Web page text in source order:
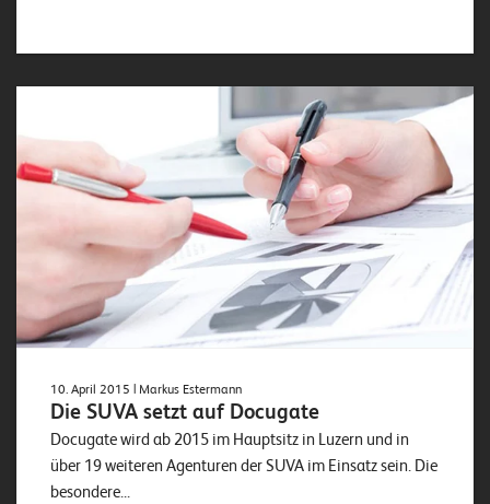
10. April 2015 | Markus Estermann
Die SUVA setzt auf Docugate
Docugate wird ab 2015 im Hauptsitz in Luzern und in
über 19 weiteren Agenturen der SUVA im Einsatz sein. Die
besondere...